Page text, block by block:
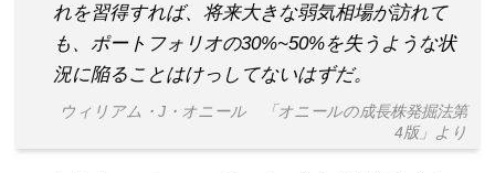
れを習得すれば、将来大きな弱気相場が訪れて
も、ポートフォリオの30%~50%を失うような状
況に陥ることはけっしてないはずだ。
ウィリアム・J・オニール 「オニールの成長株発掘法第
4版」より